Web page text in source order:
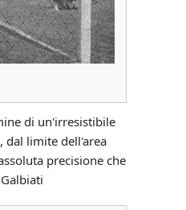
di un'irresistibile
dal limite dell'area
precisione che